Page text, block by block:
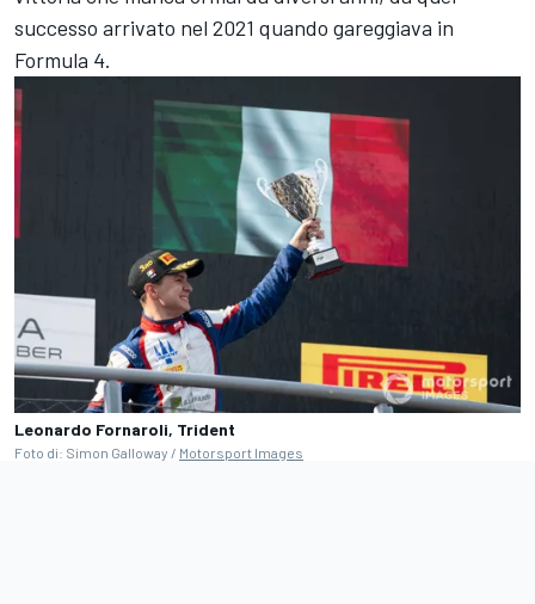
successo arrivato nel 2021 quando gareggiava in
Formula 4.
Leonardo Fornaroli, Trident
Foto di: Simon Galloway / Motorsport Images